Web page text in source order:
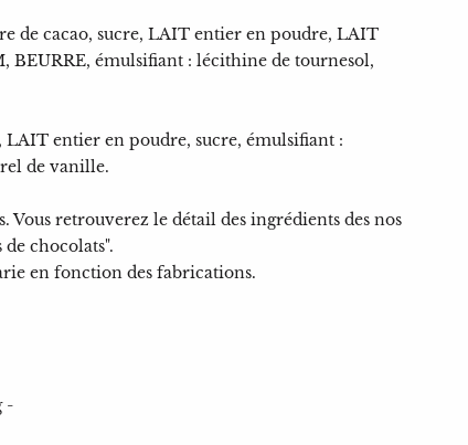
de cacao, sucre, LAIT entier en poudre, LAIT
BEURRE, émulsifiant : lécithine de tournesol,
LAIT entier en poudre, sucre, émulsifiant :
de vanille.
Vous retrouverez le détail des ingrédients des nos
chocolats".
en fonction des fabrications.
-